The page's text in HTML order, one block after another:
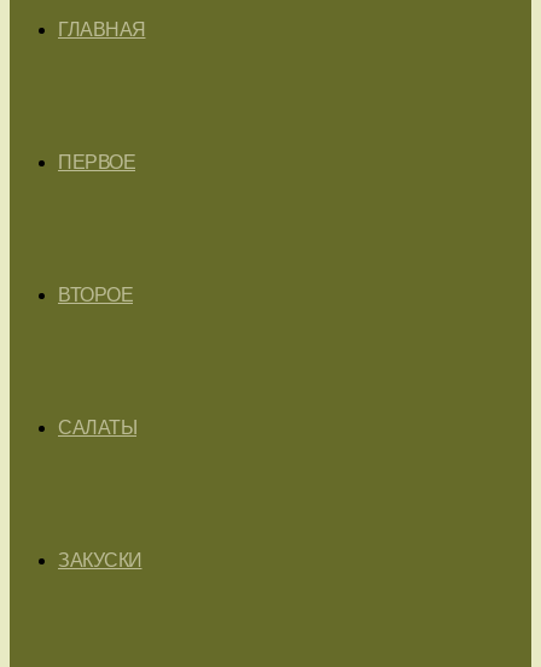
ГЛАВНАЯ
ПЕРВОЕ
ВТОРОЕ
САЛАТЫ
ЗАКУСКИ